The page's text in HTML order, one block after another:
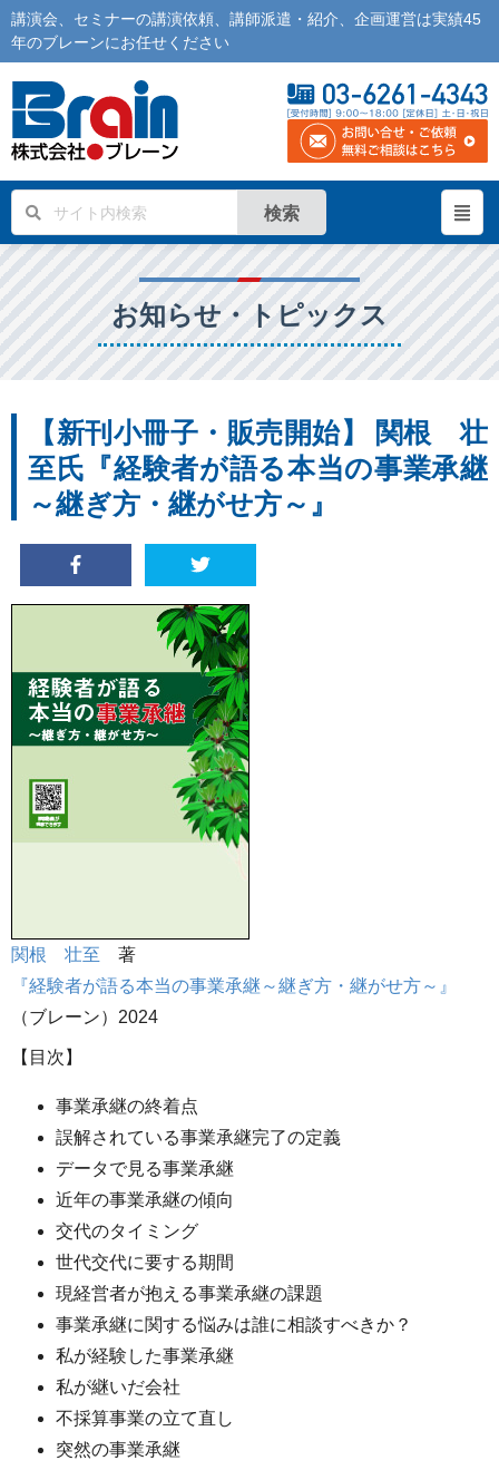
講演会 セミナーの講演依頼 講師派遣 ・紹介、企画運営は実績45
年のブレーンにお任せください
検索
お知らせ・トピックス
【新刊小冊子・販売開始】 関根 壮
至氏『経験者が語る本当の事業承継
～継ぎ方・継がせ方～』
関根 壮至 著
『経験者が語る本当の事業承継～継ぎ方・継がせ方～』
（ブレーン）2024
【目次】
事業承継の終着点
誤解されている事業承継完了の定義
データで見る事業承継
近年の事業承継の傾向
交代のタイミング
世代交代に要する期間
現経営者が抱える事業承継の課題
事業承継に関する悩みは誰に相談すべきか？
私が経験した事業承継
私が継いだ会社
不採算事業の立て直し
突然の事業承継